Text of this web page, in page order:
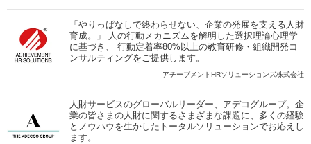
「やりっぱなしで終わらせない、企業の発展を支える人財
育成。」 人の行動メカニズムを解明した選択理論心理学
に基づき、 行動定着率80%以上の教育研修・組織開発コ
ンサルティングをご提供します。
アチーブメントHRソリューションズ株式会社
人財サービスのグローバルリーダー、アデコグループ。企
業の皆さまの人財に関するさまざまな課題に、多くの経験
とノウハウを生かしたトータルソリューションでお応えし
ます。